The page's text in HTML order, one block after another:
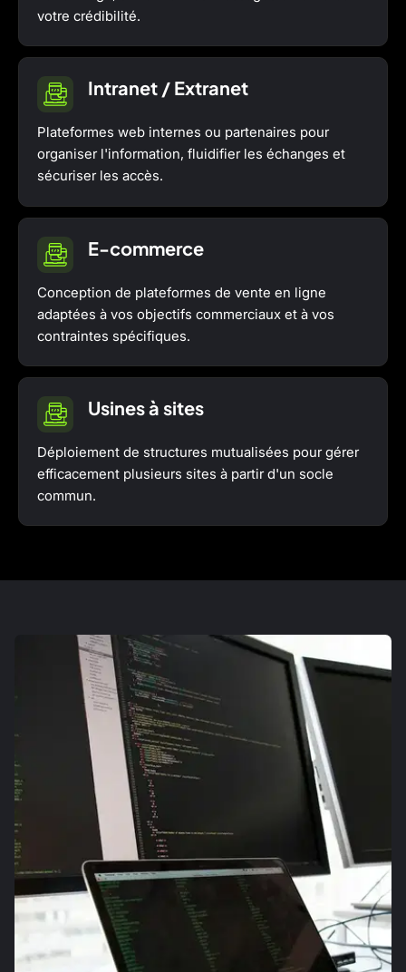
votre crédibilité.
Intranet / Extranet
Plateformes web internes ou partenaires pour
organiser l'information, fluidifier les échanges et
sécuriser les accès.
E-commerce
Conception de plateformes de vente en ligne
adaptées à vos objectifs commerciaux et à vos
contraintes spécifiques.
Usines à sites
Déploiement de structures mutualisées pour gérer
efficacement plusieurs sites à partir d'un socle
commun.